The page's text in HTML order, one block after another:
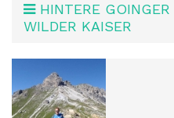
HINTERE
WILDER KAISER